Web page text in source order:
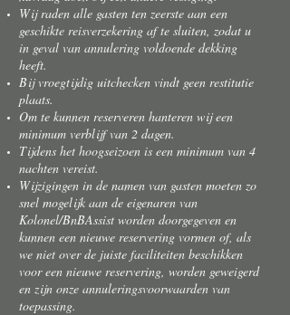
Wij raden alle gasten ten zeerste aan een
geschikte reisverzekering af te sluiten, zodat u
in geval van annulering voldoende dekking
heeft.
Bij vroegtijdig uitchecken vindt geen restitutie
plaats.
Om te kunnen reserveren hanteren wij een
minimum verblijf van 2 dagen.
Tijdens het hoogseizoen is een minimum van 4
nachten vereist.
Wijzigingen in de namen van gasten moeten zo
snel mogelijk aan de eigenaren van
Kolonel/BnBAssist worden doorgegeven en
kunnen een nieuwe reservering vormen of, als
we niet over de juiste faciliteiten beschikken
voor een nieuwe reservering, worden geweigerd
en zijn onze annuleringsvoorwaarden van
toepassing.